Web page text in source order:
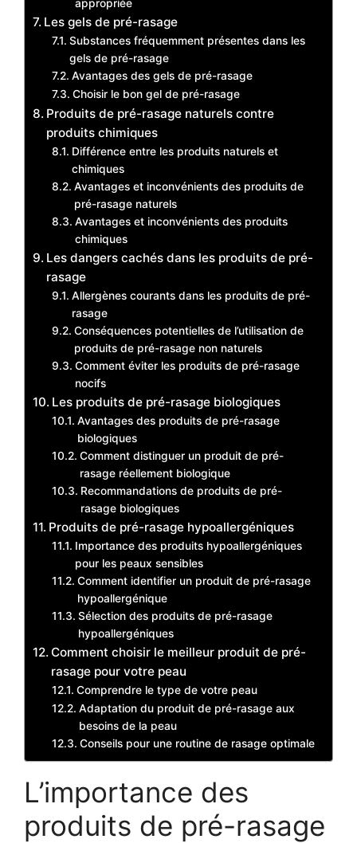
appropriée
Les gels de pré-rasage
Substances fréquemment présentes dans les
gels de pré-rasage
Avantages des gels de pré-rasage
Choisir le bon gel de pré-rasage
Produits de pré-rasage naturels contre
produits chimiques
Différence entre les produits naturels et
chimiques
Avantages et inconvénients des produits de
pré-rasage naturels
Avantages et inconvénients des produits
chimiques
Les dangers cachés dans les produits de pré-
rasage
Allergènes courants dans les produits de pré-
rasage
Conséquences potentielles de l’utilisation de
produits de pré-rasage non naturels
Comment éviter les produits de pré-rasage
nocifs
Les produits de pré-rasage biologiques
Avantages des produits de pré-rasage
biologiques
Comment distinguer un produit de pré-
rasage réellement biologique
Recommandations de produits de pré-
rasage biologiques
Produits de pré-rasage hypoallergéniques
Importance des produits hypoallergéniques
pour les peaux sensibles
Comment identifier un produit de pré-rasage
hypoallergénique
Sélection des produits de pré-rasage
hypoallergéniques
Comment choisir le meilleur produit de pré-
rasage pour votre peau
Comprendre le type de votre peau
Adaptation du produit de pré-rasage aux
besoins de la peau
Conseils pour une routine de rasage optimale
L’importance des
produits de pré-rasage